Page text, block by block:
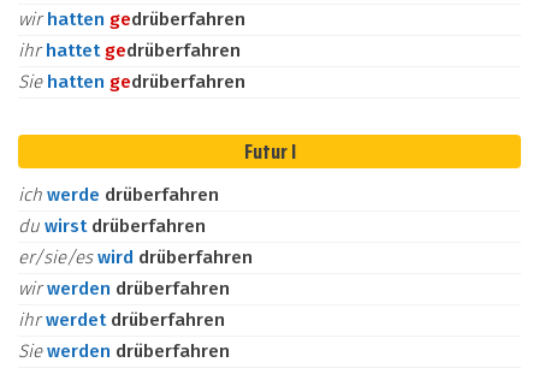
wirhatten gedrüberfahren
ihrhattet gedrüberfahren
Sie hatten gedrüberfahren
Futur I
ich werde drüberfahren
du wirst drüberfahren
er/sie/eswird drüberfahren
wirwerden drüberfahren
ihrwerdet drüberfahren
Siewerden drüberfahren